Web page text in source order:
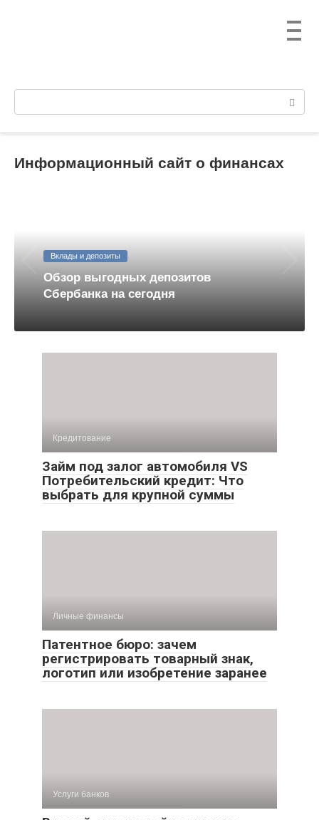
Информационный сайт о финансах
Вклады и депозиты
Обзор выгодных депозитов
Сбербанка на сегодня
Кредитование
Займ под залог автомобиля VS
Потребительский кредит: Что
выбрать для крупной суммы
Личные финансы
Патентное бюро: зачем
регистрировать товарный знак,
логотип или изобретение заранее
Услуги банков